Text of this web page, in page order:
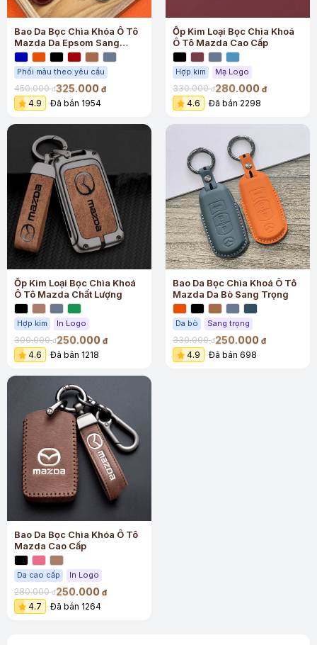
Bao Da Bọc Chìa Khóa Ô Tô
Mazda Da Epsom Sang
Trọng
Phối màu theo yêu cầu
450.000đ325.000 đ
4.9 Đã bán 1954
Ốp Kim Loại Bọc Chìa Khoá
Ô Tô Mazda Cao Cấp
Hợp kim Mạ Logo
330.000đ280.000 đ
4.6 Đã bán 2298
Ốp Kim Loại Bọc Chìa Khoá
Ô Tô Mazda Chất Lượng
Hợp kim In Logo
300.000đ250.000 đ
4.6 Đã bán 1218
Bao Da Bọc Chìa Khoá Ô Tô
Mazda Da Bò Sang Trọng
Da bò Sang trọng
330.000đ250.000 đ
4.9 Đã bán 698
Bao Da Bọc Chìa Khóa Ô Tô
Mazda Cao Cấp
Da cao cấp In Logo
280.000đ250.000 đ
4.7 Đã bán 1264